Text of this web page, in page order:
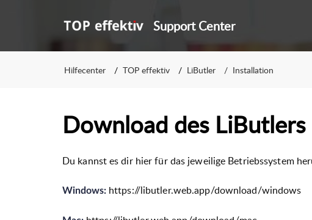
Support Center
Hilfecenter TOP effektiv LiButler Installation
Download des LiButlers
Du kannst es dir hier für das jeweilige Betriebssystem
Windows: https://libutler.web.app/download/windows